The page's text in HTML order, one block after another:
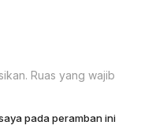
Ruas yang wajib
pada peramban ini